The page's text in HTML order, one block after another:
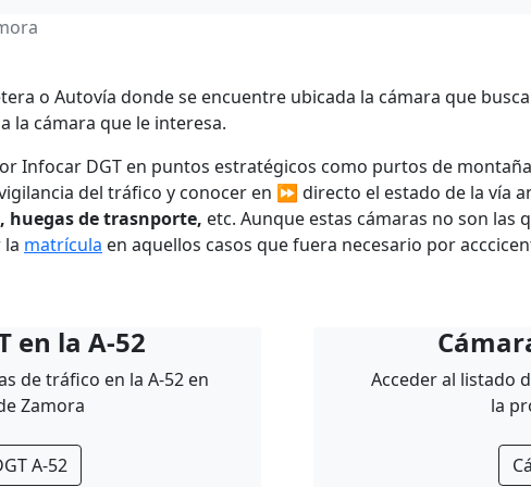
o Autovía donde se encuentre ubicada la cámara que
la cámara que le interesa.
Infocar DGT en puntos estratégicos como purtos de
del tráfico y conocer en ⏩ directo el estado de la vía
huegas de trasnporte, etc. Aunque estas cámaras no son las
la matrícula en aquellos casos que fuera necesario por
en la A-52
de tráfico en la A-52 en
Zamora
A-52
Acceder al listado
la